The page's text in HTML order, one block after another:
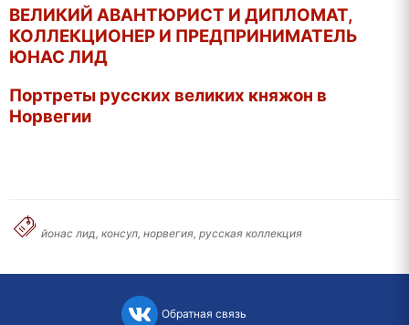
ВЕЛИКИЙ АВАНТЮРИСТ И ДИПЛОМАТ,
КОЛЛЕКЦИОНЕР И ПРЕДПРИНИМАТЕЛЬ
ЮНАС ЛИД
Портреты русских великих княжон в
Норвегии
йонас лид, консул, норвегия, русская коллекция
Обратная связь